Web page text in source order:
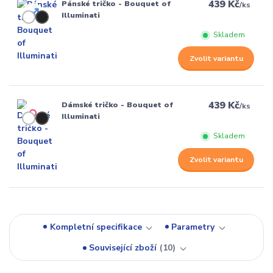
Pánské tričko - Bouquet of
Illuminati
439 Kč/ks
Skladem
Zvolit variantu
Dámské tričko - Bouquet of
Illuminati
439 Kč/ks
Skladem
Zvolit variantu
Kompletní specifikace
Parametry
Související zboží
10